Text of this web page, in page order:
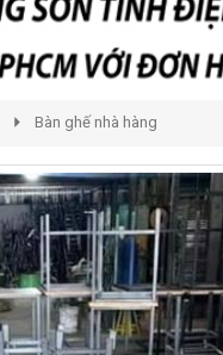
Bàn ghế nhà hàng